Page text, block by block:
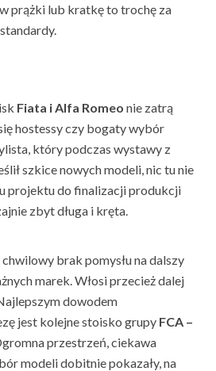
prążki lub kratkę to trochę za
Fiata i Alfa Romeo nie zatrą
hostessy czy bogaty wybór
który podczas wystawy z
szkice nowych modeli, nic tu nie
projektu do finalizacji produkcji
zbyt długa i kręta.
brak pomysłu na dalszy
marek. Włosi przecież dalej
dowodem
jest kolejne stoisko grupy FCA –
przestrzeń, ciekawa
modeli dobitnie pokazały, na